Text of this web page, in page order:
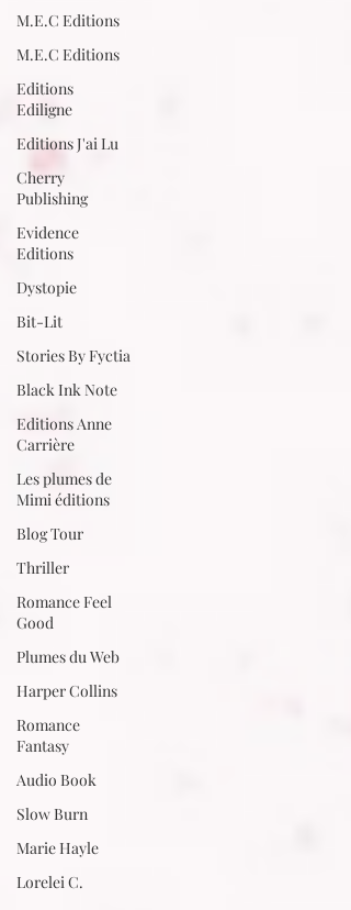
M.E.C Editions
M.E.C Editions
Editions
Ediligne
Editions J'ai Lu
Cherry
Publishing
Evidence
Editions
Dystopie
Bit-Lit
Stories By Fyctia
Black Ink Note
Editions Anne
Carrière
Les plumes de
Mimi éditions
Blog Tour
Thriller
Romance Feel
Good
Plumes du Web
Harper Collins
Romance
Fantasy
Audio Book
Slow Burn
Marie Hayle
Lorelei C.